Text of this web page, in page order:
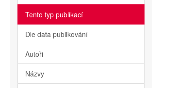
Tento typ publikací
Dle data publikování
Autoři
Názvy